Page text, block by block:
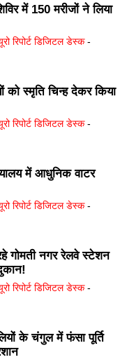
में 150 मरीजों ने लिया
रिपोर्ट डिजिटल डेस्क -
को स्मृति चिन्ह देकर किया
रिपोर्ट डिजिटल डेस्क -
में आधुनिक वाटर
रिपोर्ट डिजिटल डेस्क -
गोमती नगर रेलवे स्टेशन
रिपोर्ट डिजिटल डेस्क -
के चंगुल में फंसा पूर्ति